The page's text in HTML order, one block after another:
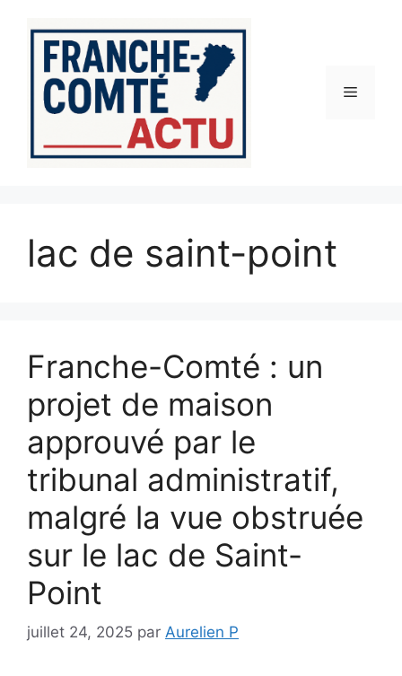
contenu
Menu
lac de saint-point
Franche-Comté : un
projet de maison
approuvé par le
tribunal administratif,
malgré la vue obstruée
sur le lac de Saint-
Point
juillet 24, 2025 par Aurelien P